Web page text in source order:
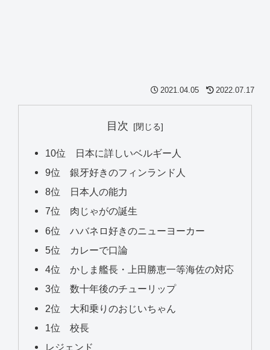
2021.04.05 2022.07.17
目次
10位 日本に詳しいベルギー人
9位 銀牙好きのフィンランド人
8位 日本人の能力
7位 肉じゃがの誕生
6位 ハバネロ好きのニューヨーカー
5位 カレーで口論
4位 かしま艦長・上田勝恵一等海佐の対応
3位 数十年後のチューリップ
2位 大和乗りのおじいちゃん
1位 校長
レジェンド